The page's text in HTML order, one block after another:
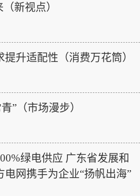
新视点）
升适配性（消费万花筒）
”（市场漫步）
绿电供应 广东省发展和
电网携手为企业“扬帆出海”